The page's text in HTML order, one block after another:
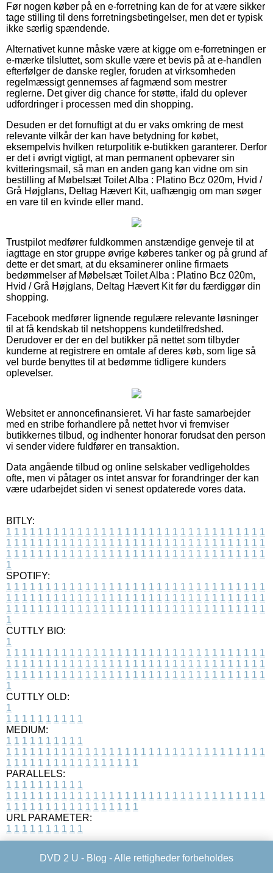
Før nogen køber på en e-forretning kan de for at være sikker
tage stilling til dens forretningsbetingelser, men det er typisk
ikke særlig spændende.
Alternativet kunne måske være at kigge om e-forretningen er
e-mærke tilsluttet, som skulle være et bevis på at e-handlen
efterfølger de danske regler, foruden at virksomheden
regelmæssigt gennemses af fagmænd som mestrer
reglerne. Det giver dig chance for støtte, ifald du oplever
udfordringer i processen med din shopping.
Desuden er det fornuftigt at du er vaks omkring de mest
relevante vilkår der kan have betydning for købet,
eksempelvis hvilken returpolitik e-butikken garanterer. Derfor
er det i øvrigt vigtigt, at man permanent opbevarer sin
kvitteringsmail, så man en anden gang kan vidne om sin
bestilling af Møbelsæt Toilet Alba : Platino Bcz 020m, Hvid /
Grå Højglans, Deltag Hævert Kit, uafhængig om man søger
en vare til en kvinde eller mand.
Trustpilot medfører fuldkommen anstændige genveje til at
iagttage en stor gruppe øvrige køberes tanker og på grund af
dette er det smart, at du eksaminerer online firmaets
bedømmelser af Møbelsæt Toilet Alba : Platino Bcz 020m,
Hvid / Grå Højglans, Deltag Hævert Kit før du færdiggør din
shopping.
Facebook medfører lignende regulære relevante løsninger
til at få kendskab til netshoppens kundetilfredshed.
Derudover er der en del butikker på nettet som tilbyder
kunderne at registrere en omtale af deres køb, som lige så
vel burde benyttes til at bedømme tidligere kunders
oplevelser.
Websitet er annoncefinansieret. Vi har faste samarbejder
med en stribe forhandlere på nettet hvor vi fremviser
butikkernes tilbud, og indhenter honorar forudsat den person
vi sender videre fuldfører en transaktion.
Data angående tilbud og online selskaber vedligeholdes
ofte, men vi påtager os intet ansvar for forandringer der kan
være udarbejdet siden vi senest opdaterede vores data.
BITLY:
1 1 1 1 1 1 1 1 1 1 1 1 1 1 1 1 1 1 1 1 1 1 1 1 1 1 1 1 1 1 1 1 1
1 1 1 1 1 1 1 1 1 1 1 1 1 1 1 1 1 1 1 1 1 1 1 1 1 1 1 1 1 1 1 1 1
1 1 1 1 1 1 1 1 1 1 1 1 1 1 1 1 1 1 1 1 1 1 1 1 1 1 1 1 1 1 1 1 1
1
SPOTIFY:
1 1 1 1 1 1 1 1 1 1 1 1 1 1 1 1 1 1 1 1 1 1 1 1 1 1 1 1 1 1 1 1 1
1 1 1 1 1 1 1 1 1 1 1 1 1 1 1 1 1 1 1 1 1 1 1 1 1 1 1 1 1 1 1 1 1
1 1 1 1 1 1 1 1 1 1 1 1 1 1 1 1 1 1 1 1 1 1 1 1 1 1 1 1 1 1 1 1 1
1
CUTTLY BIO:
1
1 1 1 1 1 1 1 1 1 1 1 1 1 1 1 1 1 1 1 1 1 1 1 1 1 1 1 1 1 1 1 1 1
1 1 1 1 1 1 1 1 1 1 1 1 1 1 1 1 1 1 1 1 1 1 1 1 1 1 1 1 1 1 1 1 1
1 1 1 1 1 1 1 1 1 1 1 1 1 1 1 1 1 1 1 1 1 1 1 1 1 1 1 1 1 1 1 1 1
1
CUTTLY OLD:
1
1 1 1 1 1 1 1 1 1 1
MEDIUM:
1 1 1 1 1 1 1 1 1 1
1 1 1 1 1 1 1 1 1 1 1 1 1 1 1 1 1 1 1 1 1 1 1 1 1 1 1 1 1 1 1 1 1
1 1 1 1 1 1 1 1 1 1 1 1 1 1 1 1 1
PARALLELS:
1 1 1 1 1 1 1 1 1 1
1 1 1 1 1 1 1 1 1 1 1 1 1 1 1 1 1 1 1 1 1 1 1 1 1 1 1 1 1 1 1 1 1
1 1 1 1 1 1 1 1 1 1 1 1 1 1 1 1 1
URL PARAMETER:
1 1 1 1 1 1 1 1 1 1
DVD 2 U - Blog - Alle rettigheder forbeholdes